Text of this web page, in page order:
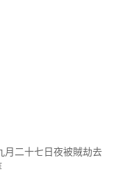
月二十七日夜被賊劫去